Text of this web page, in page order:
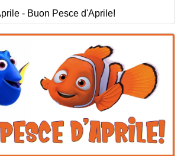
- Buon Pesce d'Aprile!